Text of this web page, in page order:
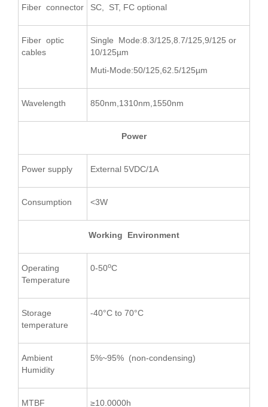
Fiber connector SC, ST, FC optional
Fiber optic
cables
Single Mode:8.3/125,8.7/125,9/125 or
10/125µm
Muti-Mode:50/125,62.5/125µm
Wavelength 850nm,1310nm,1550nm
Power
Power supply External 5VDC/1A
Consumption <3W
Working Environment
Operating
Temperature
0-50oC
Storage
temperature
-40°C to 70°C
Ambient
Humidity
5%~95% (non-condensing)
MTBF ≥10.0000h